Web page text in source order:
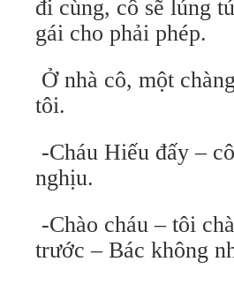
đi cùng, cô sẽ lúng
gái cho phải phép.
Ở nhà cô, một
tôi.
-Cháu Hiếu đấy –
nghịu.
-Chào cháu – tôi
trước – Bác không